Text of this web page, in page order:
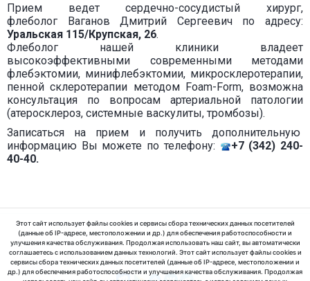
Этот сайт использует файлы cookies и сервисы сбора технических данных посетителей
(данные об IP-адресе, местоположении и др.) для обеспечения работоспособности и
улучшения качества обслуживания. Продолжая использовать наш сайт, вы автоматически
соглашаетесь с использованием данных технологий. Этот сайт использует файлы cookies и
сервисы сбора технических данных посетителей (данные об IP-адресе, местоположении и
др.) для обеспечения работоспособности и улучшения качества обслуживания. Продолжая
Прием ведет сердечно-сосудистый хирург,
флеболог Ваганов Дмитрий Сергеевич по адресу:
Уральская 115/Крупская, 26.
Флеболог нашей клиники владеет
высокоэффективными современными методами
флебэктомии, минифлебэктомии, микросклеротерапии,
пенной склеротерапии методом Foam-Form, возможна
консультация по вопросам артериальной патологии
(атеросклероз, системные васкулиты, тромбозы).
Записаться на прием и получить дополнительную
информацию Вы можете по телефону:
+7 (342) 240-
40-40.
© 2025 ООО «МедЛабЭкспресс»